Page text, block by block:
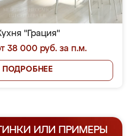
"Грация"
38 000 руб. за п.м.
ПОДРОБНЕЕ
ИЛИ ПРИМЕРЫ